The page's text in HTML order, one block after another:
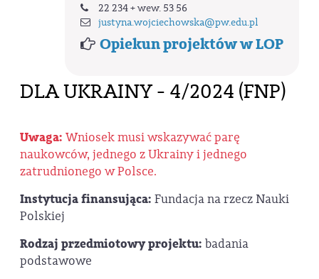
22 234 + wew. 53 56
justyna.wojciechowska@pw.edu.pl
Opiekun projektów w LOP
DLA UKRAINY - 4/2024 (FNP)
Uwaga: Wniosek musi wskazywać parę
naukowców, jednego z Ukrainy i jednego
zatrudnionego w Polsce.
Instytucja finansująca: Fundacja na rzecz Nauki
Polskiej
Rodzaj przedmiotowy projektu: badania
podstawowe